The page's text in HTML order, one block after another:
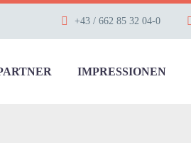
+43 / 662 85 32 04-0
IMPRESSIONEN